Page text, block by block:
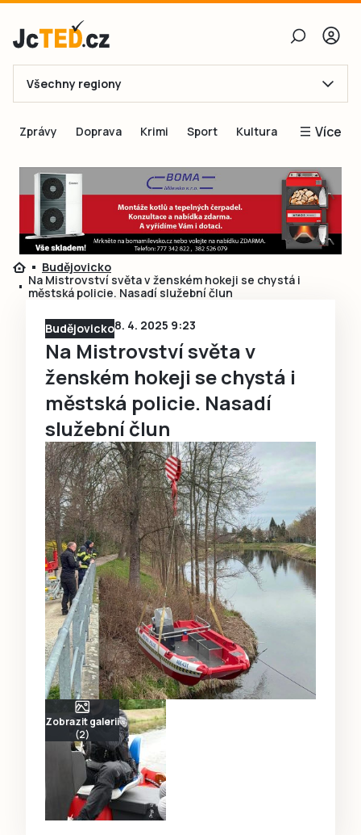
E-mail
Obnovit heslo
Přihlásit se
Přihlásit se přes Facebook
Ještě nemám účet, chci se
Všechny regiony
Zprávy Doprava Krimi Sport Kultura Více
Blogy
Inspirace
Čtenáři píší
Speciální přílohy
Budějovicko
Na Mistrovství světa v ženském hokeji se chystá i
městská policie. Nasadí služební člun
Budějovicko8. 4. 2025 9:23
Na Mistrovství světa v
ženském hokeji se chystá i
městská policie. Nasadí
služební člun
Zobrazit galerii
(2)